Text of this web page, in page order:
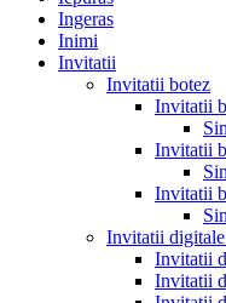
Ingeras
Inimi
Invitatii
Invitatii botez
Invitatii
Invitatii
Invitatii
Invitatii
Invitatii
Invitatii